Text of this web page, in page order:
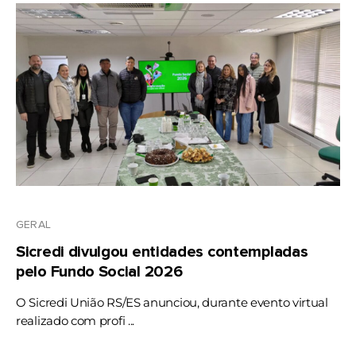
GERAL
Sicredi divulgou entidades contempladas
pelo Fundo Social 2026
O Sicredi União RS/ES anunciou, durante evento virtual
realizado com profi ...